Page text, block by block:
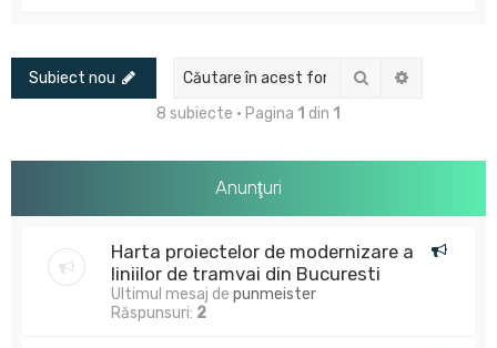
Subiect nou Căutare
8 subiecte • Pagina 1 din 1
Anunţuri
Harta proiectelor de modernizare a
liniilor de tramvai din Bucuresti
Ultimul mesaj de punmeister
Răspunsuri: 2